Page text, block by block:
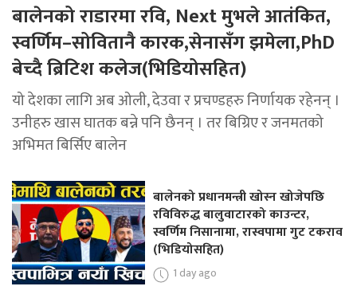
बालेनको राडारमा रवि, Next मुभले आतंकित,
स्वर्णिम–सोवितानै कारक,सेनासँग झमेला,PhD
बेच्दै ब्रिटिश कलेज(भिडियोसहित)
यो देशका लागि अब ओली, देउवा र प्रचण्डहरु निर्णायक रहेनन् ।
उनीहरु खास घातक बन्ने पनि छैनन् । तर बिग्रिए र जनमतको
अभिमत बिर्सिए बालेन
बालेनको प्रधानमन्त्री खोस्न खोजेपछि
रविविरुद्ध बालुवाटारको काउन्टर,
स्वर्णिम निसानामा, रास्वपामा गुट टकराव
(भिडियोसहित)
1 day ago